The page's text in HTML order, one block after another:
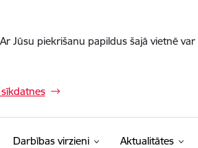
Jūsu piekrišanu papildus šajā vietnē
Darbības virzieni Aktualitātes